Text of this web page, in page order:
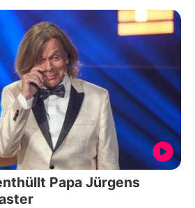
Papa Jürgens